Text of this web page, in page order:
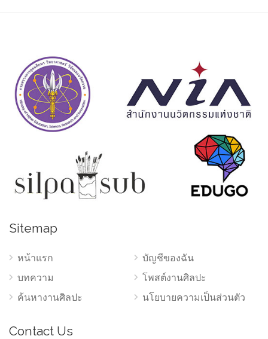
Sitemap
หน้าแรก
บทความ
ค้นหางานศิลปะ
บัญชีของฉัน
โพสต์งานศิลปะ
นโยบายความเป็นส่วนตัว
Contact Us